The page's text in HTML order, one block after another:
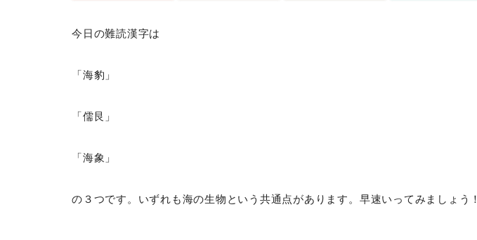
今日の難読漢字は
「海豹」
「儒艮」
「海象」
の３つです。いずれも海の生物という共通点があります。早速いってみましょう！